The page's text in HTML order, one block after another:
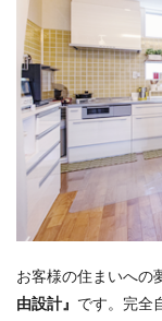
お客様の住まいへの
由設計』 です。完全